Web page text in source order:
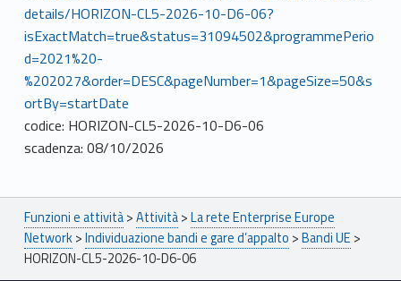
details/HORIZON-CL5-2026-10-D6-06?
isExactMatch=true&status=31094502&programmePerio
d=2021%20-
%202027&order=DESC&pageNumber=1&pageSize=50&s
ortBy=startDate
codice: HORIZON-CL5-2026-10-D6-06
scadenza: 08/10/2026
Breadcrumbs navigation
Funzioni e attività>Attività>La rete Enterprise Europe
Network>Individuazione bandi e gare d’appalto >Bandi UE >
HORIZON-CL5-2026-10-D6-06